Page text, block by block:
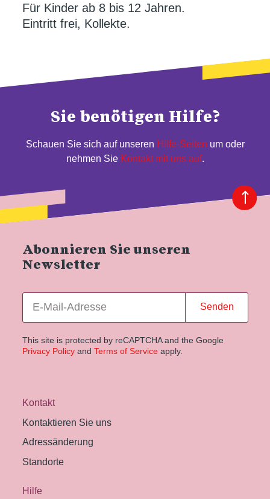
Für Kinder ab 8 bis 12 Jahren.
Eintritt frei, Kollekte.
Sie benötigen Hilfe?
Schauen Sie sich auf unseren Hilfe-Seiten um oder
nehmen Sie Kontakt mit uns auf.
Abonnieren Sie unseren
Newsletter
Senden
This site is protected by reCAPTCHA and the Google
Privacy Policyand Terms of Service apply.
Kontakt
Kontaktieren Sie uns
Adressänderung
Standorte
Hilfe